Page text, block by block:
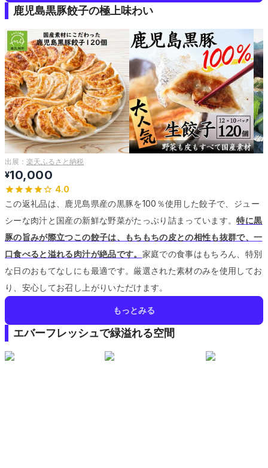
鹿児島黒豚餃子の極上味わい
出展： 楽天ふるさと納税
¥10,000
4.0
この返礼品は、鹿児島県産の黒豚を100％使用した餃子で、ジュー
シーな肉汁と国産の新鮮な野菜がたっぷり詰まっています。特に黒
豚の旨みが際立つこの餃子は、もちもちの皮との相性も抜群で、一
口食べると溢れる肉汁が絶品です。 家庭での食事はもちろん、特別
な日のおもてなしにも最適です。 厳選された素材のみを使用してお
り、安心してお召し上がりいただけます。
もっとみる
エバーフレッシュで緑溢れる空間